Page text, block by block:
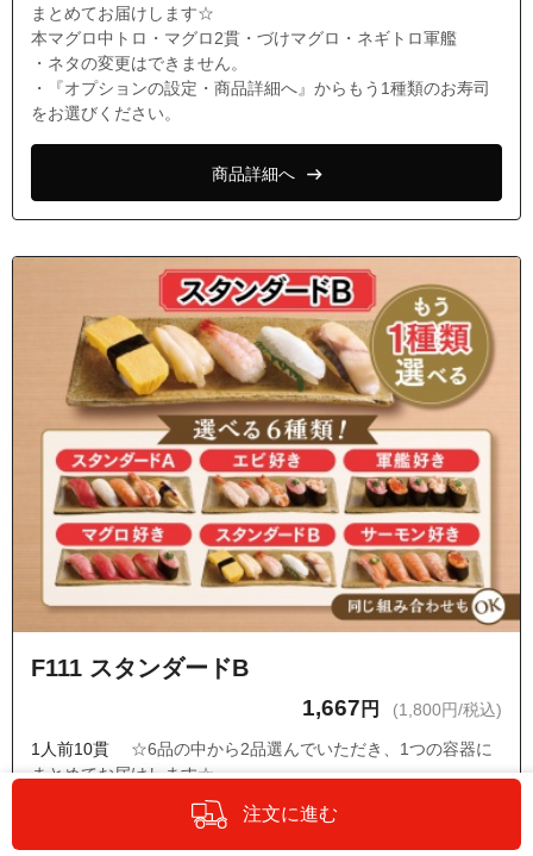
まとめてお届けします☆
本マグロ中トロ・マグロ2貫・づけマグロ・ネギトロ軍艦
・ネタの変更はできません。
・『オプションの設定・商品詳細へ』からもう1種類のお寿司
をお選びください。
商品詳細へ
F111 スタンダードB
1,667 円 (1,800円/税込)
1人前10貫
☆6品の中から2品選んでいただき、1つの容器に
まとめてお届けします☆
玉子・ツブ貝・甘エビ・エンガワ・トロ炙り塩さば
・ネタの変更はできません。
・『オプションの設定・商品詳細へ』からもう1種類のお寿司
注文に進む